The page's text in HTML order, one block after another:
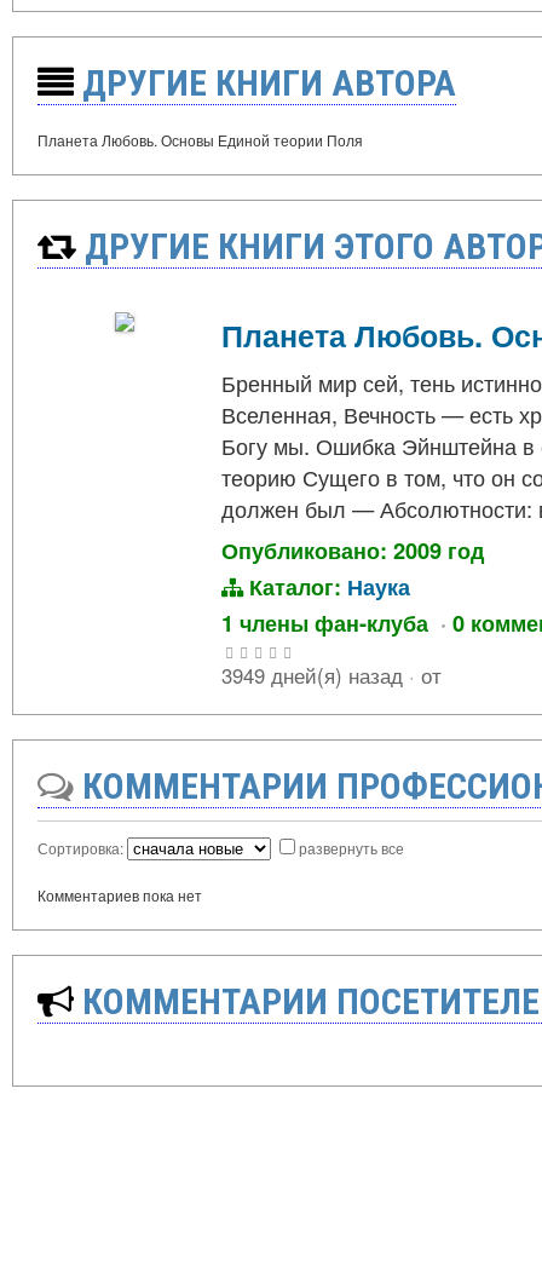
ДРУГИЕ КНИГИ АВТОРА
Планета Любовь. Основы Единой теории Поля
ДРУГИЕ КНИГИ ЭТОГО
Планета Любовь.
Бренный мир сей, тень
Вселенная, Вечность — есть
Богу мы. Ошибка Эйнштейна в
теорию Сущего в том, что он
должен был — Абсолютности:
Опубликовано: 2009 год
Каталог: Наука
1 члены фан-клуба · 0
3949 дней(я) назад · от
КОММЕНТАРИИ
Сортировка: развернуть все
Комментариев пока нет
КОММЕНТАРИИ